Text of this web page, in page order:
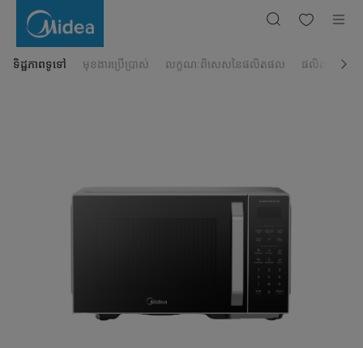
ទិដ្ឋភាពទូទៅ មុខងារប្រើប្រាស់ លក្ខណៈពិសេសនៃផលិតផល ផលិតផលដែល